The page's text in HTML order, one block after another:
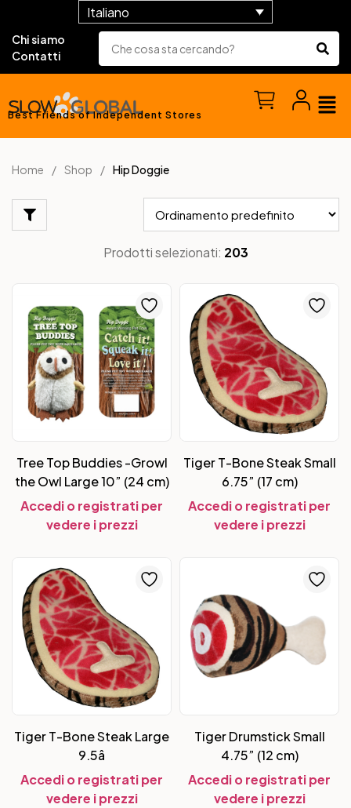
Italiano
Chi siamo
Contatti
Best Friends of Independent Stores
Home Shop Hip Doggie
Prodotti selezionati: 203
Tree Top Buddies -Growl
the Owl Large 10” (24 cm)
Accedi o registrati per
vedere i prezzi
Tiger T-Bone Steak Small
6.75” (17 cm)
Accedi o registrati per
vedere i prezzi
Tiger T-Bone Steak Large
9.5â
Accedi o registrati per
vedere i prezzi
Tiger Drumstick Small
4.75” (12 cm)
Accedi o registrati per
vedere i prezzi